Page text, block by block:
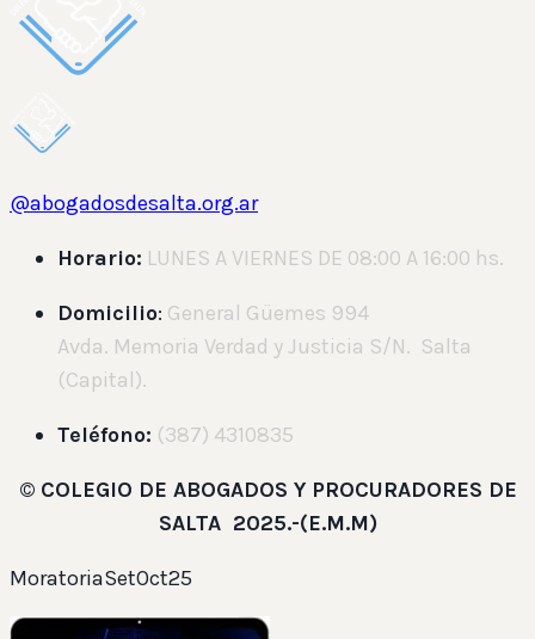
@abogadosdesalta.org.ar
Horario: LUNES A VIERNES DE 08:00 A 16:00 hs.
Domicilio: General Güemes 994
Avda. Memoria Verdad y Justicia S/N. Salta
(Capital).
Teléfono: (387) 4310835
© COLEGIO DE ABOGADOS Y PROCURADORES DE
SALTA 2025.-(E.M.M)
MoratoriaSetOct25